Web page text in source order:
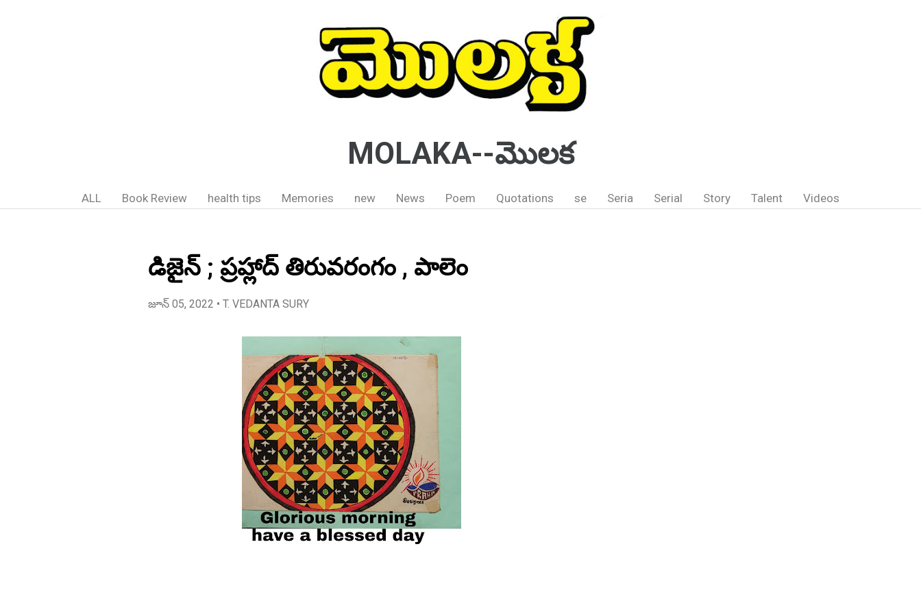
MOLAKA--మొలక
ALL Book Review health tips Memories new News Poem Quotations se Seria Serial Story Talent Videos
డిజైన్ ; ప్రహ్లాద్ తిరువరంగం , పాలెం
జూన్ 05, 2022 • T. VEDANTA SURY